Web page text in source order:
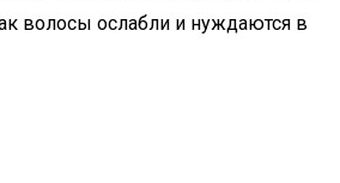
волосы ослабли и нуждаются в